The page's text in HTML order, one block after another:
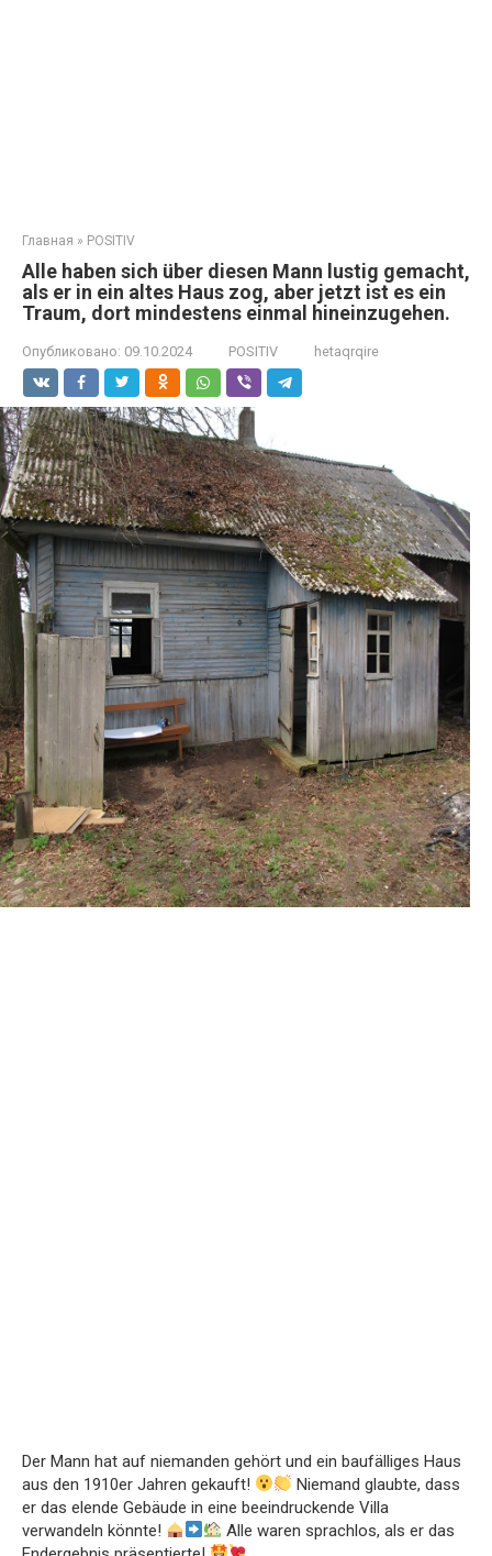
Главная » POSITIV
Alle haben sich über diesen Mann lustig gemacht,
als er in ein altes Haus zog, aber jetzt ist es ein
Traum, dort mindestens einmal hineinzugehen.
Опубликовано: 09.10.2024 POSITIV hetaqrqire
Der Mann hat auf niemanden gehört und ein baufälliges Haus
aus den 1910er Jahren gekauft!
Niemand glaubte, dass
er das elende Gebäude in eine beeindruckende Villa
verwandeln könnte!
Alle waren sprachlos, als er das